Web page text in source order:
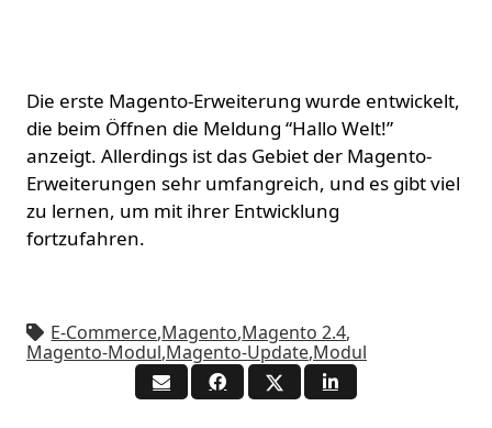
Die erste Magento-Erweiterung wurde entwickelt,
die beim Öffnen die Meldung “Hallo Welt!”
anzeigt. Allerdings ist das Gebiet der Magento-
Erweiterungen sehr umfangreich, und es gibt viel
zu lernen, um mit ihrer Entwicklung
fortzufahren.
E-Commerce,Magento,Magento 2.4,
Magento-Modul,Magento-Update,Modul